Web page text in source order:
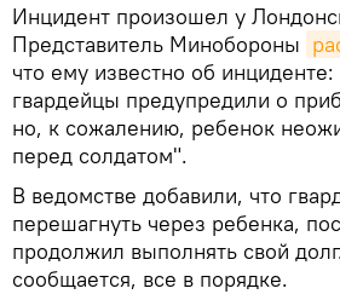
Инцидент произошел у
Представитель Минобороны
что ему известно об
гвардейцы предупредили о
но, к сожалению, ребенок
перед солдатом".
В ведомстве добавили, что
перешагнуть через ребенка,
продолжил выполнять свой
сообщается, все в порядке.